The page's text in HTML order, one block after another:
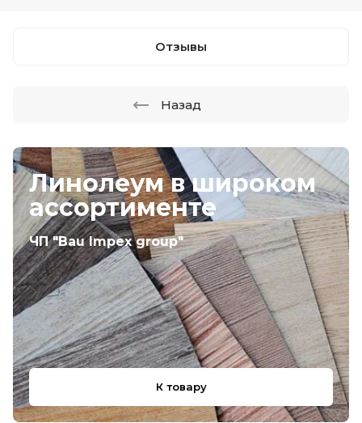
Линолеум в широком
ассортименте
ЧП "Bau Impex group"
К товару
Отзывы
Назад